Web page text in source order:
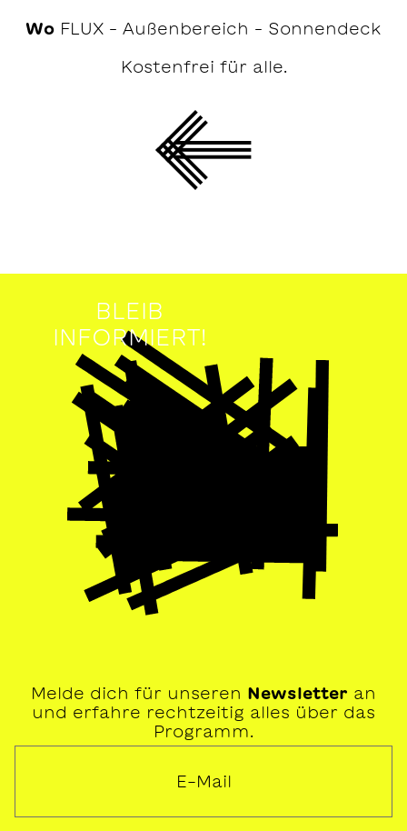
Wo FLUX – Außenbereich – Sonnendeck
Kostenfrei für alle.
BLEIB
INFORMIERT!
Melde dich für unseren Newsletter an
und erfahre rechtzeitig alles über das
Programm.